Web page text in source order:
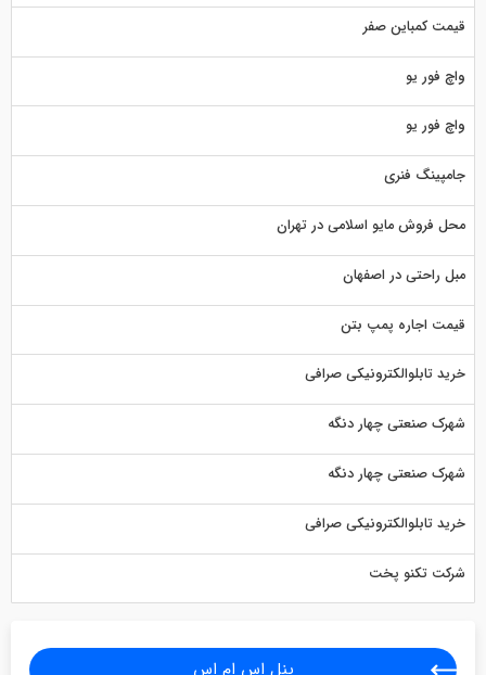
قیمت کمباین صفر
واچ فور یو
واچ فور یو
جامپینگ فنری
محل فروش مایو اسلامی در تهران
مبل راحتی در اصفهان
قیمت اجاره پمپ بتن
خرید تابلوالکترونیکی صرافی
شهرک صنعتی چهار دنگه
شهرک صنعتی چهار دنگه
خرید تابلوالکترونیکی صرافی
شرکت تکنو پخت